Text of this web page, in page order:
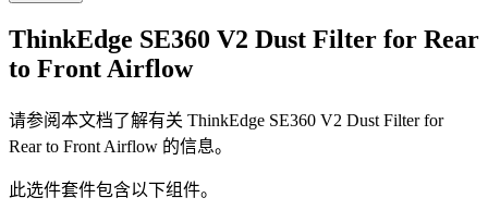
ThinkEdge SE360 V2 Dust Filter for Rear
to Front Airflow
请参阅本文档了解有关 ThinkEdge SE360 V2 Dust Filter for
Rear to Front Airflow 的信息。
此选件套件包含以下组件。